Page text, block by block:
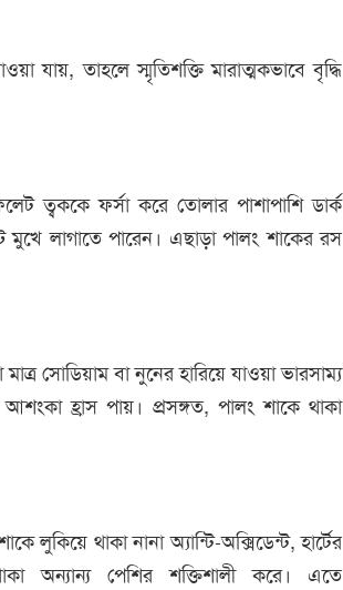
যায়, তাহলে স্মৃতিশক্তি মারাত্মকভাবে বৃদ্ধি
ত্বককে ফর্সা করে তোলার পাশাপাশি ডার্ক
মুখে লাগাতে পারেন। এছাড়া পালং শাকের রস
সোডিয়াম বা নুনের হারিয়ে যাওয়া ভারসাম্য
হ্রাস পায়। প্রসঙ্গত, পালং শাকে থাকা
লুকিয়ে থাকা নানা অ্যান্টি-অক্সিডেন্ট, হার্টের
অন্যান্য পেশির শক্তিশালী করে। এতে